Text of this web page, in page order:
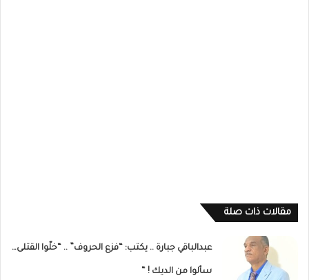
مقالات ذات صلة
عبدالباقي جبارة .. يكتب: “فزع الحروف” .. “خلّوا القتلى…
سألوا من الديك ! “